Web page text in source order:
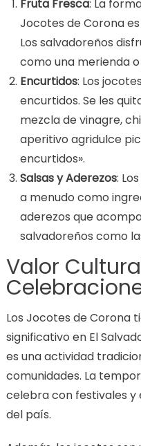
Fruta Fresca: La
Jocotes de Corona
Los salvadoreños
como una merienda
Encurtidos: Los
encurtidos. Se les
mezcla de vinagre,
aperitivo agridulce
encurtidos».
Salsas y Aderezos:
a menudo como
aderezos que
salvadoreños como
Valor
Los Jocotes de Corona
significativo en El
es una actividad
comunidades. La
celebra con festivales
del país.